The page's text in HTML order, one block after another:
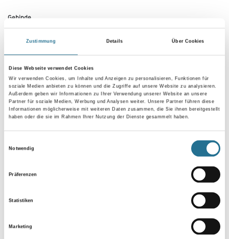
Zustimmung Details Über Cookies
Diese Webseite verwendet Cookies
Wir verwenden Cookies, um Inhalte und Anzeigen zu personalisieren, Funktionen für
soziale Medien anbieten zu können und die Zugriffe auf unsere Website zu analysieren.
Außerdem geben wir Informationen zu Ihrer Verwendung unserer Website an unsere
Partner für soziale Medien, Werbung und Analysen weiter. Unsere Partner führen diese
Informationen möglicherweise mit weiteren Daten zusammen, die Sie ihnen bereitgestellt
haben oder die sie im Rahmen Ihrer Nutzung der Dienste gesammelt haben.
Notwendig
Präferenzen
Statistiken
Marketing
Gebinde
Umrechnungsfaktoren
PRODUKTEIGENSCHAFTEN
Produkteigenschaft